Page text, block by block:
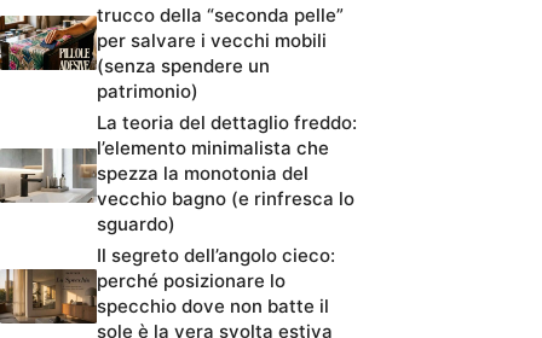
trucco della “seconda pelle”
per salvare i vecchi mobili
(senza spendere un
patrimonio)
La teoria del dettaglio freddo:
l’elemento minimalista che
spezza la monotonia del
vecchio bagno (e rinfresca lo
sguardo)
Il segreto dell’angolo cieco:
perché posizionare lo
specchio dove non batte il
sole è la vera svolta estiva